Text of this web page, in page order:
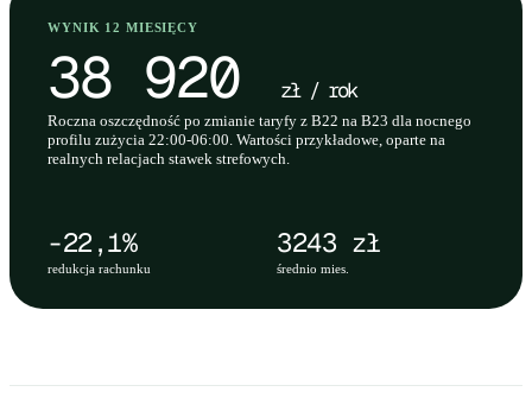
WYNIK 12 MIESIĘCY
38 920 zł / rok
Roczna oszczędność po zmianie taryfy z B22 na B23 dla nocnego
profilu zużycia 22:00-06:00. Wartości przykładowe, oparte na
realnych relacjach stawek strefowych.
-22,1%
redukcja rachunku
3243 zł
średnio mies.